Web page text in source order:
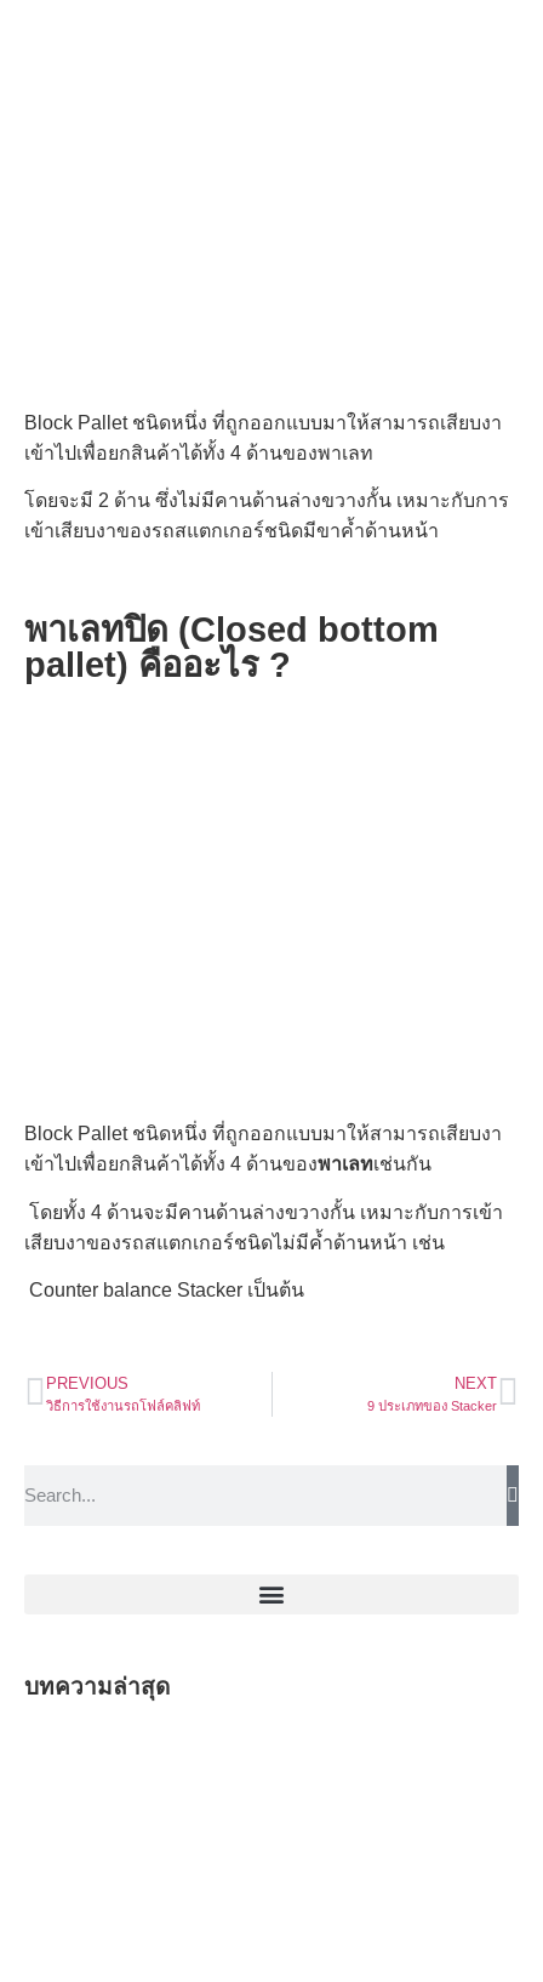
Block Pallet ชนิดหนึ่ง ที่ถูกออกแบบมาให้สามารถเสียบงา
เข้าไปเพื่อยกสินค้าได้ทั้ง 4 ด้านของพาเลท
โดยจะมี 2 ด้าน ซึ่งไม่มีคานด้านล่างขวางกั้น เหมาะกับการ
เข้าเสียบงาของรถสแตกเกอร์ชนิดมีขาค้ำด้านหน้า
พาเลทปิด (Closed bottom
pallet) คืออะไร ?
Block Pallet ชนิดหนึ่ง ที่ถูกออกแบบมาให้สามารถเสียบงา
เข้าไปเพื่อยกสินค้าได้ทั้ง 4 ด้านของพาเลทเช่นกัน
โดยทั้ง 4 ด้านจะมีคานด้านล่างขวางกั้น เหมาะกับการเข้า
เสียบงาของรถสแตกเกอร์ชนิดไม่มีค้ำด้านหน้า เช่น
Counter balance Stacker เป็นต้น
PREVIOUS
วิธีการใช้งานรถโฟล์คลิฟท์
NEXT
9 ประเภทของ Stacker
บทความล่าสุด